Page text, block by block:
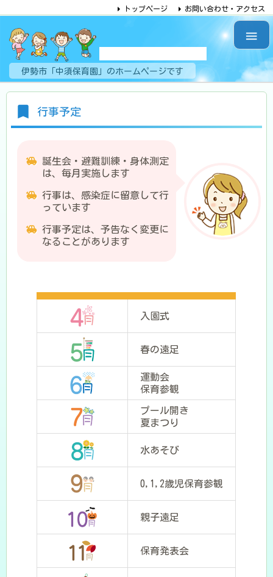
伊勢市「中須保育園」のホームページです

トップページ お問い合わせ・アクセス
行事予定
誕生会・避難訓練・身体測定
は、毎月実施します
行事は、感染症に留意して行
っています
行事予定は、予告なく変更に
なることがあります
入園式
春の遠足
運動会
保育参観
プール開き
夏まつり
水あそび
0,1,2歳児保育参観
親子遠足
保育発表会